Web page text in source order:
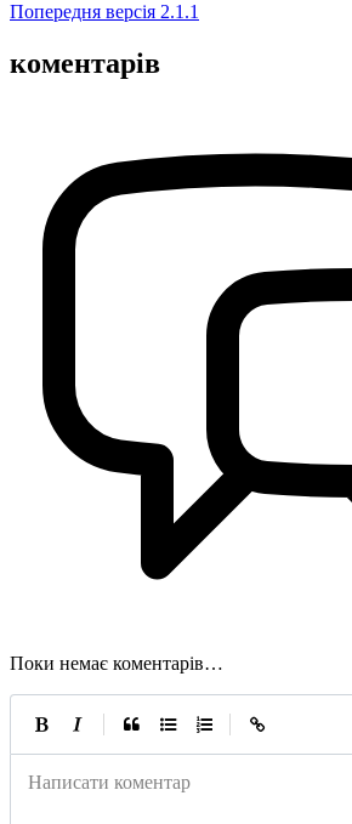
Попередня версія 2.1.1
коментарів
Поки немає коментарів…
Написати коментар